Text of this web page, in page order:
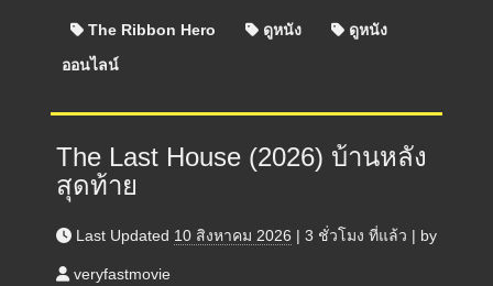
The Ribbon Hero ดูหนัง
ดูหนัง
ออนไลน์
The Last House (2026) บ้านหลัง
สุดท้าย
Last Updated 10 สิงหาคม 2026 | 3 ชั่วโมง ที่แล้ว | by
veryfastmovie